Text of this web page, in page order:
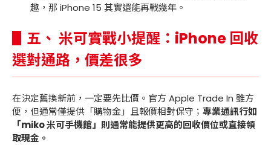
趣，那 iPhone 15 其實還能再戰幾年。
▋五、 米可實戰小提醒：iPhone 回收
選對通路，價差很多
在決定舊換新前，一定要先比價。官方 Apple Trade In 雖方
便，但通常僅提供「購物金」且報價相對保守； 專業通訊行如
「miko 米可手機館」則通常能提供更高的回收價位或直接領
取現金。